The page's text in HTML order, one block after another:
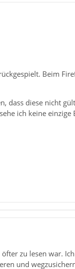
Beim
dass diese nicht
ich keine einzige
zu lesen war.
und